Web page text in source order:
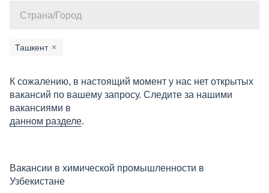
×
Ташкент
К сожалению, в настоящий момент у нас нет открытых
вакансий по вашему запросу. Следите за нашими
вакансиями в
данном разделе.
Вакансии в химической промышленности в
Узбекистане